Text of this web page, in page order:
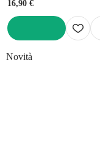
16,90 €
Novità